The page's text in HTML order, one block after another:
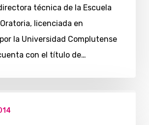
técnica de la Escuela
licenciada en
la Universidad Complutense
con el título de…